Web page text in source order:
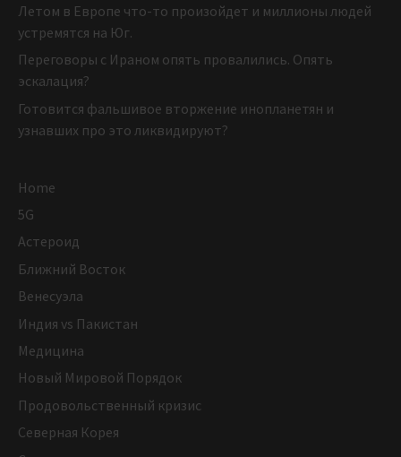
Летом в Европе что-то произойдет и миллионы людей
устремятся на Юг.
Переговоры с Ираном опять провалились. Опять
эскалация?
Готовится фальшивое вторжение инопланетян и
узнавших про это ликвидируют?
Home
5G
Астероид
Ближний Восток
Венесуэла
Индия vs Пакистан
Медицина
Новый Мировой Порядок
Продовольственный кризис
Северная Корея